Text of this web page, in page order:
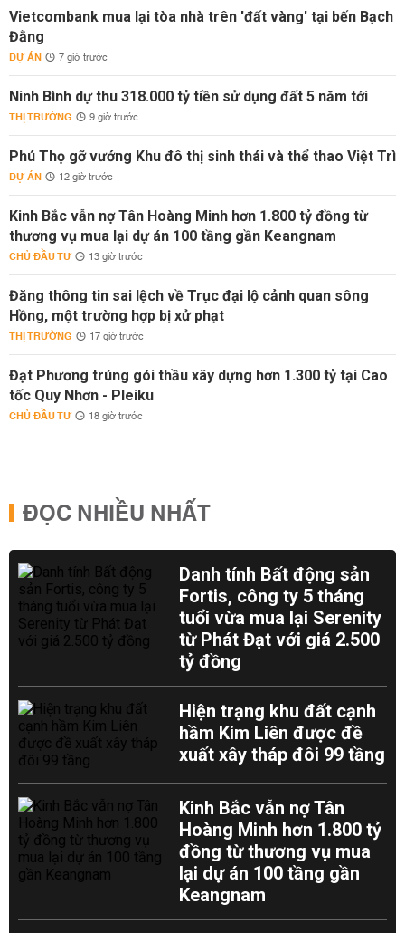
Vietcombank mua lại tòa nhà trên 'đất vàng' tại bến Bạch
Đằng
DỰ ÁN 7 giờ trước
Ninh Bình dự thu 318.000 tỷ tiền sử dụng đất 5 năm tới
THỊ TRƯỜNG 9 giờ trước
Phú Thọ gỡ vướng Khu đô thị sinh thái và thể thao Việt Trì
DỰ ÁN 12 giờ trước
Kinh Bắc vẫn nợ Tân Hoàng Minh hơn 1.800 tỷ đồng từ
thương vụ mua lại dự án 100 tầng gần Keangnam
CHỦ ĐẦU TƯ 13 giờ trước
Đăng thông tin sai lệch về Trục đại lộ cảnh quan sông
Hồng, một trường hợp bị xử phạt
THỊ TRƯỜNG 17 giờ trước
Đạt Phương trúng gói thầu xây dựng hơn 1.300 tỷ tại Cao
tốc Quy Nhơn - Pleiku
CHỦ ĐẦU TƯ 18 giờ trước
ĐỌC NHIỀU NHẤT
Danh tính Bất động sản
Fortis, công ty 5 tháng
tuổi vừa mua lại Serenity
từ Phát Đạt với giá 2.500
tỷ đồng
Hiện trạng khu đất cạnh
hầm Kim Liên được đề
xuất xây tháp đôi 99 tầng
Kinh Bắc vẫn nợ Tân
Hoàng Minh hơn 1.800 tỷ
đồng từ thương vụ mua
lại dự án 100 tầng gần
Keangnam